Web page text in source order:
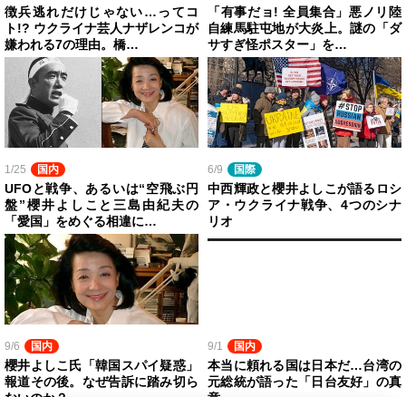
徴兵逃れだけじゃない…ってコ
ト!? ウクライナ芸人ナザレンコが
嫌われる7の理由。橋…
「有事だョ! 全員集合」悪ノリ陸
自練馬駐屯地が大炎上。謎の「ダ
サすぎ怪ポスター」を…
1/25 国内
UFOと戦争、あるいは“空飛ぶ円
盤”櫻井よしこと三島由紀夫の
「愛国」をめぐる相違に…
6/9 国際
中西輝政と櫻井よしこが語るロシ
ア・ウクライナ戦争、4つのシナ
リオ
9/6 国内
櫻井よしこ氏「韓国スパイ疑惑」
報道その後。なぜ告訴に踏み切ら
9/1 国内
本当に頼れる国は日本だ…台湾の
元総統が語った「日台友好」の真